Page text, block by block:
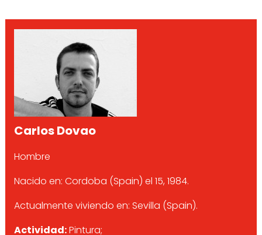
Carlos Dovao
Hombre
Nacido en: Cordoba (Spain) el 15, 1984.
Actualmente viviendo en: Sevilla (Spain).
Actividad:Pintura;